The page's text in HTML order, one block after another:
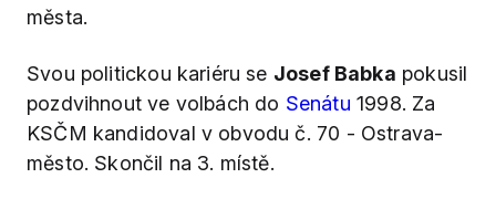
města.
Svou politickou kariéru se Josef Babka pokusil
pozdvihnout ve volbách do Senátu 1998. Za
KSČM kandidoval v obvodu č. 70 - Ostrava-
město. Skončil na 3. místě.